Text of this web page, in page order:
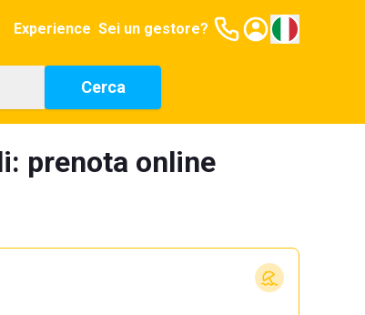
Experience Sei un gestore?
Cerca
prenota online